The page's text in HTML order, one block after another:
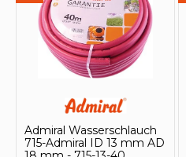
Admiral Wasserschlauch
715-Admiral ID 13 mm AD